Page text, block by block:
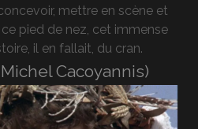
mettre en scène et
pied de nez, cet immense
il en fallait, du cran.
Cacoyannis)